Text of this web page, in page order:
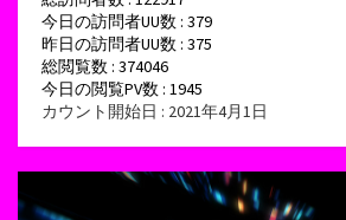
今日の訪問者UU数 : 379
昨日の訪問者UU数 : 375
総閲覧数 : 374046
今日の閲覧PV数 : 1945
カウント開始日 : 2021年4月1日